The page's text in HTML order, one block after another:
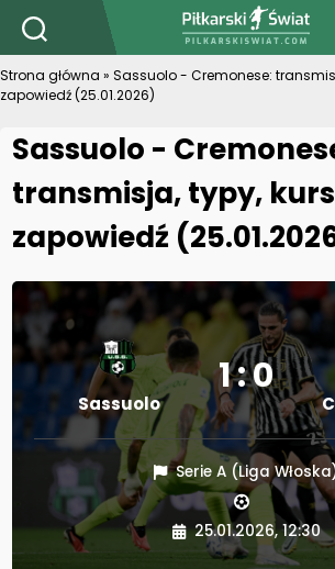
Strona główna » Sassuolo - Cremonese:
zapowiedź (25.01.2026)
Sassuolo -
transmisja, typy,
zapowiedź
Sassuolo
1 : 0
Serie A (Liga
25.01.2026, 12:30